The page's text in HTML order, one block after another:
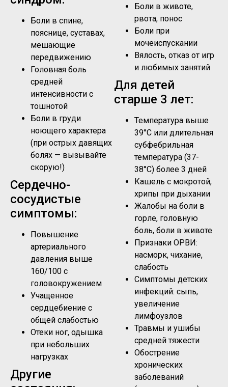
Боли в спине,
пояснице, суставах,
мешающие
передвижению
Головная боль
средней
интенсивности с
тошнотой
Боли в груди
ноющего характера
(при острых давящих
болях — вызывайте
скорую!)
Сердечно-
сосудистые
симптомы:
Повышение
артериального
давления выше
160/100 с
головокружением
Учащенное
сердцебиение с
общей слабостью
Отеки ног, одышка
при небольших
нагрузках
Другие
Боли в животе,
рвота, понос
Боли при
мочеиспускании
Вялость, отказ от игр
и любимых занятий
Для детей
старше 3 лет:
Температура выше
39°C или длительная
субфебрильная
температура (37-
38°C) более 3 дней
Кашель с мокротой,
хрипы при дыхании
Жалобы на боли в
горле, головную
боль, боли в животе
Признаки ОРВИ:
насморк, чихание,
слабость
Симптомы детских
инфекций: сыпь,
увеличение
лимфоузлов
Травмы и ушибы
средней тяжести
Обострение
хронических
заболеваний